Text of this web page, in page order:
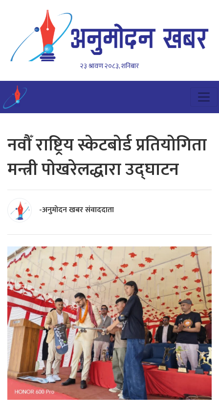
२३ श्रावण २०८३, शनिबार
नवौँ राष्ट्रिय स्केटबोर्ड प्रतियोगिता
मन्त्री पोखरेलद्धारा उद्घाटन
-अनुमोदन खबर संवाददाता